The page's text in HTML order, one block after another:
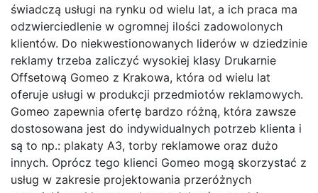
świadczą usługi na rynku od wielu lat, a ich praca ma
odzwierciedlenie w ogromnej ilości zadowolonych
klientów. Do niekwestionowanych liderów w dziedzinie
reklamy trzeba zaliczyć wysokiej klasy Drukarnie
Offsetową Gomeo z Krakowa, która od wielu lat
oferuje usługi w produkcji przedmiotów reklamowych.
Gomeo zapewnia ofertę bardzo różną, która zawsze
dostosowana jest do indywidualnych potrzeb klienta i
są to np.: plakaty A3, torby reklamowe oraz dużo
innych. Oprócz tego klienci Gomeo mogą skorzystać z
usług w zakresie projektowania przeróżnych